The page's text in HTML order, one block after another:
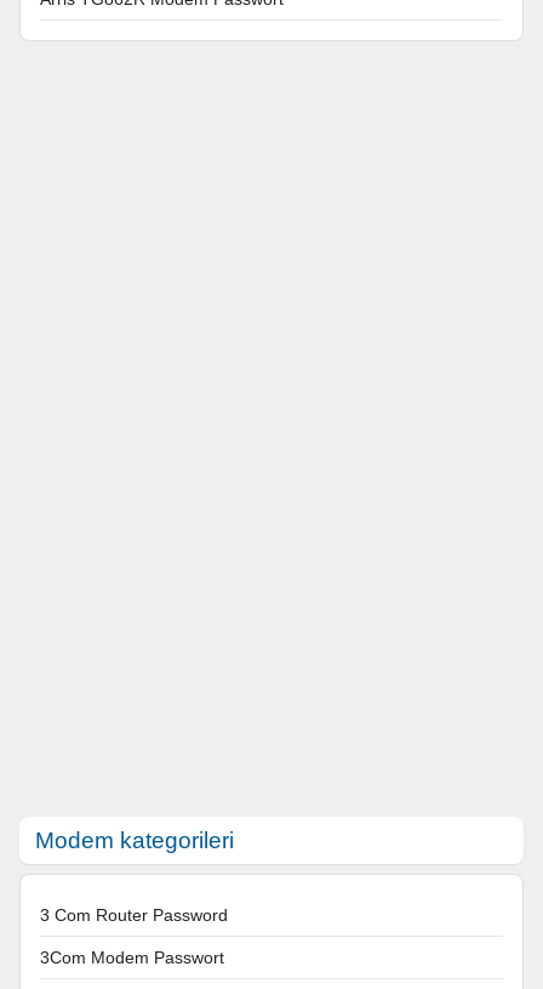
Modem kategorileri
3 Com Router Password
3Com Modem Passwort